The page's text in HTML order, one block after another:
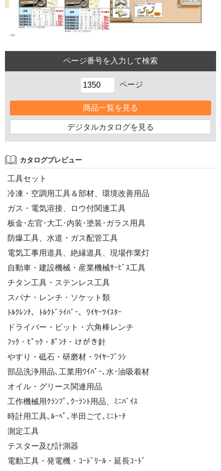
ページ
商品一覧を見る
デジタルカタログを見る
カタログプレビュー
工具セット
冷凍・空調用工具＆部材、環境改善用品
ガス・電気溶接、ロウ付関連工具
板金･左官･大工･内装･塗装･ガラス用具
防爆工具、水道・ガス配管工具
電気工事用道具、絶縁道具、現場作業灯
自動車・建設機械・産業機械ｻｰﾋﾞｽ工具
チタン工具・ステンレス工具
スパナ・レンチ・ソケット類
ﾄﾙｸﾚﾝﾁ、ﾄﾙｸﾄﾞﾗｲﾊﾞｰ、ﾜｲﾔｰﾂｲｽﾀｰ
ドライバー・ビット・六角棒レンチ
ﾌｯｸ・ﾋﾟｯｸ・ﾎﾟﾝﾁ・けがき針
やすり・砥石・研磨材・ﾜｲﾔｰﾌﾞﾗｼ
部品洗浄用品､工業用ﾜｲﾊﾟｰ､水･油吸着材
オイル・グリース関連用品
工作機械用ｸﾗﾝﾌﾟ､ｸｰﾗﾝﾄ用品、ﾐﾆﾊﾞｲｽ
時計用工具､ﾙｰﾍﾟ､半田ごて､ﾐﾆﾄｰﾁ
測定工具
テスター及び計測器
電動工具・発電機・ｺｰﾄﾞﾘｰﾙ・延長ｺｰﾄﾞ